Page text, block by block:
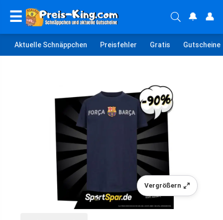
☰ 🔔 👤
Aktuelle Schnäppchen Preisfehler Gratis Gutscheine
Vergrößern